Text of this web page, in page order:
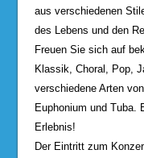
aus verschiedenen
des Lebens und den
Freuen Sie sich auf
Klassik, Choral, Pop,
verschiedene Arten
Euphonium und Tuba.
Erlebnis!
Der Eintritt zum